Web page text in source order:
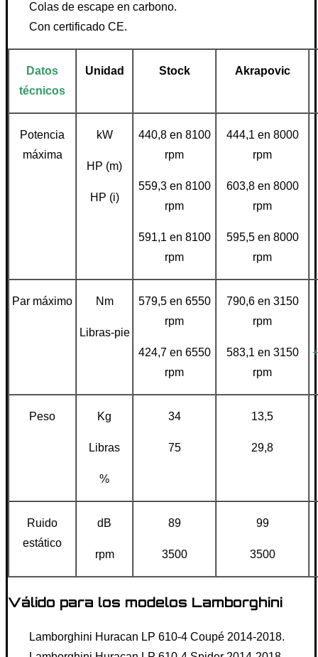
Colas de escape en carbono.
Con certificado CE.
Datos
técnicos
Unidad Stock Akrapovic
Potencia
máxima
kW
HP (m)
HP (i)
440,8 en 8100
rpm
559,3 en 8100
rpm
591,1 en 8100
rpm
444,1 en 8000
rpm
603,8 en 8000
rpm
595,5 en 8000
rpm
Par máximo Nm
Libras-pie
579,5 en 6550
rpm
424,7 en 6550
rpm
790,6 en 3150
rpm
583,1 en 3150
rpm
Peso Kg
Libras
%
34
75
13,5
29,8
Ruido
estático
dB
rpm
89
3500
99
3500
Válido para los modelos Lamborghini
Lamborghini Huracan LP 610-4 Coupé 2014-2018.